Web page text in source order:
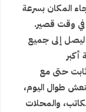
المكان بسرعة
في وقت قصير.
ليصل إلى جميع
أكبر
حتى مع
طوال اليوم،
والمحلات